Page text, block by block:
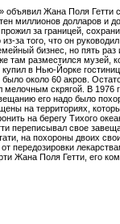
объявил Жана Поля
миллионов долларов и
за границей,
из-за того, что он
бизнес, но пять
там разместился музей,
купил в Нью-Йорке
около 60 акров.
мелочным скрягой. В
его надо было
на территориях,
на берегу Тихого
переписывал свое
на похороны двоих
от передозировки
Жана Поля Гетти, его